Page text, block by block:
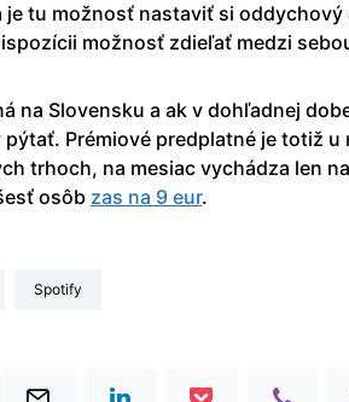
je tu možnosť nastaviť si
možnosť zdieľať medzi
na Slovensku a ak v dohľadnej
Prémiové predplatné je totiž u
trhoch, na mesiac vychádza len
osôb zas na 9 eur.
Spotify